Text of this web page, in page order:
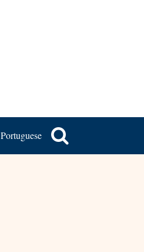
Portuguese